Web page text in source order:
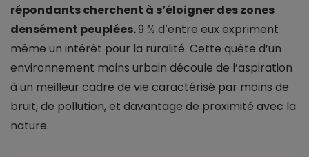
répondants cherchent à s’éloigner des zones
densément peuplées.9 % d’entre eux expriment
même un intérêt pour la ruralité. Cette quête d’un
environnement moins urbain découle de l’aspiration
à un meilleur cadre de vie caractérisé par moins de
bruit, de pollution, et davantage de proximité avec la
nature.